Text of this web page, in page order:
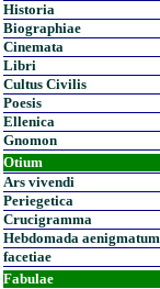
Historia
Biographiae
Cinemata
Libri
Cultus Civilis
Poesis
Ellenica
Gnomon
Otium
Ars vivendi
Periegetica
Crucigramma
Hebdomada aenigmatum
facetiae
Fabulae